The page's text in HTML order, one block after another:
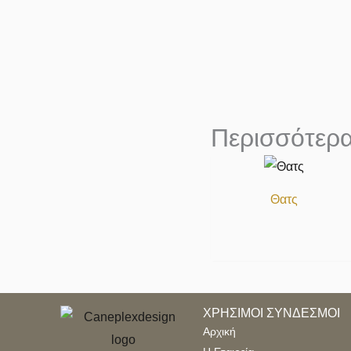
Θατς
ΧΡΗΣΙΜΟΙ ΣΥΝΔΕΣΜΟΙ
Αρχική